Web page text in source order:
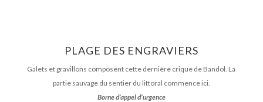
PLAGE DES ENGRAVIERS
Galets et gravillons composent cette dernière crique de Bandol. La
partie sauvage du sentier du littoral commence ici.
Borne d’appel d’urgence